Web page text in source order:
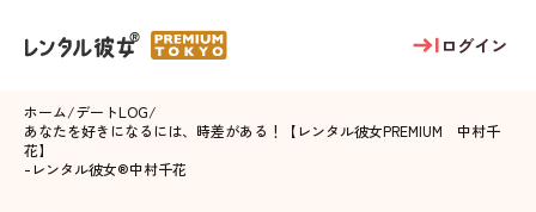
ログイン
ホーム/デートLOG/
あなたを好きになるには、時差がある！【レンタル彼女PREMIUM 中村千
花】
-レンタル彼女®中村千花